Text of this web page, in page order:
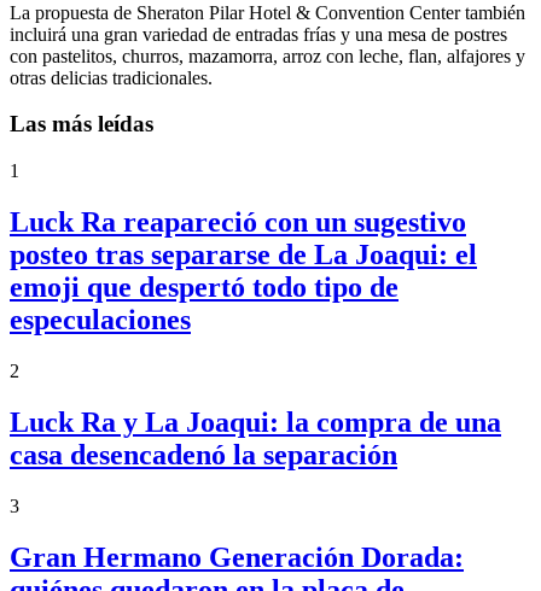
La propuesta de Sheraton Pilar Hotel & Convention Center también
incluirá una gran variedad de entradas frías y una mesa de postres
con pastelitos, churros, mazamorra, arroz con leche, flan, alfajores y
otras delicias tradicionales.
Las más leídas
1
Luck Ra reapareció con un sugestivo
posteo tras separarse de La Joaqui: el
emoji que despertó todo tipo de
especulaciones
2
Luck Ra y La Joaqui: la compra de una
casa desencadenó la separación
3
Gran Hermano Generación Dorada: